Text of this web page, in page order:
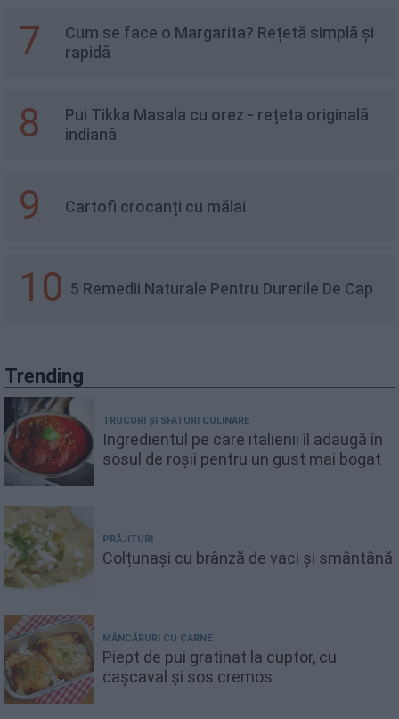
7
Cum se face o Margarita? Rețetă simplă și
rapidă
8
Pui Tikka Masala cu orez - rețeta originală
indiană
9 Cartofi crocanți cu mălai
10 5 Remedii Naturale Pentru Durerile De Cap
Trending
TRUCURI ȘI SFATURI CULINARE
Ingredientul pe care italienii îl adaugă în
sosul de roșii pentru un gust mai bogat
PRĂJITURI
Colțunași cu brânză de vaci și smântână
MÂNCĂRURI CU CARNE
Piept de pui gratinat la cuptor, cu
cașcaval și sos cremos